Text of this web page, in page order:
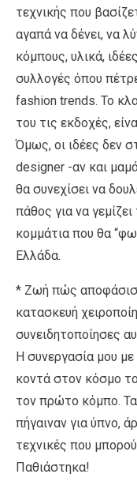
τεχνικής που
αγαπά να δένει, να
κόμπους, υλικά,
συλλογές όπου
fashion trends. Το
του τις εκδοχές,
Όμως, οι ιδέες δεν
designer -αν και
θα συνεχίσει να
πάθος για να
κομμάτια που θα
Ελλάδα.
* Ζωή πώς
κατασκευή
συνειδητοποίησες
Η συνεργασία μου
κοντά στον κόσμο
τον πρώτο κόμπο. Τα
πήγαιναν για ύπνο,
τεχνικές που
Παθιάστηκα!